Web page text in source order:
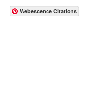
Webescence Citations